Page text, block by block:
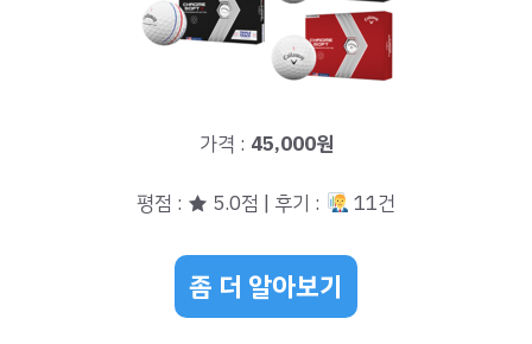
가격 : 45,000원
평점 : ★ 5.0점 | 후기 : 11건
좀 더 알아보기